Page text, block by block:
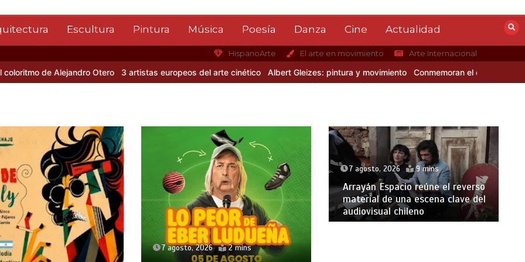
Escultura Pintura Música Poesía Danza Cine Actualidad
HispanoArte El arte en movimiento Arte Internacional
de Alejandro Otero 3 artistas europeos del arte cinético Albert Gleizes: pintura y movimiento Conmemoran el centenario del
7 agosto, 2026 2 mins
7 agosto, 2026 9 mins
Arrayán Espacio reúne el reverso
material de una escena clave del
audiovisual chileno